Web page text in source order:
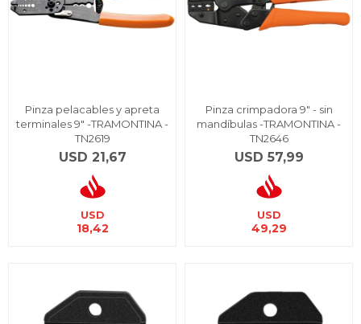
Pinza pelacables y apreta
terminales 9" -TRAMONTINA -
TN2619
USD 21,67
USD
18,42
Pinza crimpadora 9" - sin
mandíbulas -TRAMONTINA -
TN2646
USD 57,99
USD
49,29